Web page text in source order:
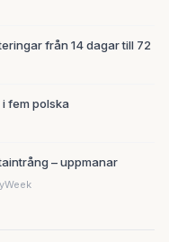
från 14 dagar till 72
fem polska
– uppmanar